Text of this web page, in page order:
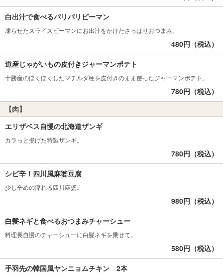
白出汁で食べるパリパリピーマン
凍らせたスライスピーマンにお出汁をかけたさっぱりおつまみ。
480円（税込）
道産じゃがいもの皮付きジャーマンポテト
十勝産のほくほくしたマチルダ種を皮付きのまま使ったジャーマンポテト。
780円（税込）
【肉】
エリザベス自慢の北海道ザンギ
カラっと揚げた特製ザンギ。
780円（税込）
シビ辛！四川風麻婆豆腐
少し辛めの痺れる四川麻婆。
980円（税込）
白髪ネギと食べるおつまみチャーシュー
料理長自慢のチャーシューに白髪ネギを乗せて。
580円（税込）
手羽先の韓国風ヤンニョムチキン 2本